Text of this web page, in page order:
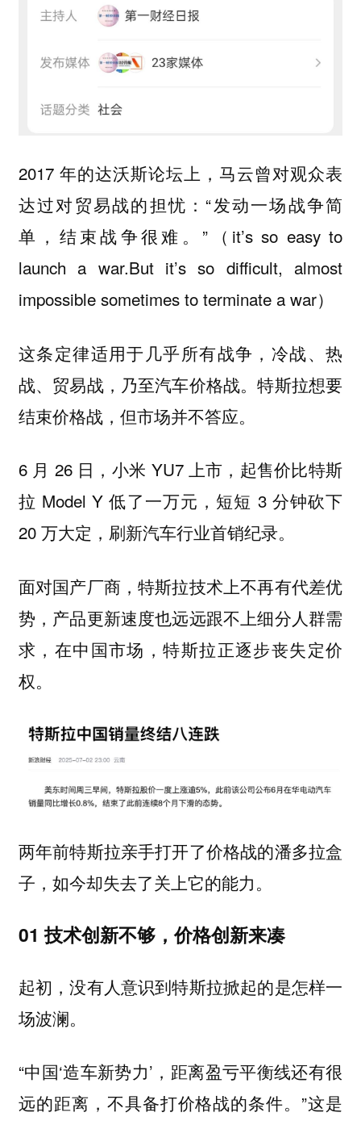
2017 年的达沃斯论坛上，马云曾对观众表
达过对贸易战的担忧：“发动一场战争简
单，结束战争很难。”（it’s so easy to
launch a war.But it’s so difficult, almost
impossible sometimes to terminate a war）
这条定律适用于几乎所有战争，冷战、热
战、贸易战，乃至汽车价格战。特斯拉想要
结束价格战，但市场并不答应。
6 月 26 日，小米 YU7 上市，起售价比特斯
拉 Model Y 低了一万元，短短 3 分钟砍下
20 万大定，刷新汽车行业首销纪录。
面对国产厂商，特斯拉技术上不再有代差优
势，产品更新速度也远远跟不上细分人群需
求，在中国市场，特斯拉正逐步丧失定价
权。
两年前特斯拉亲手打开了价格战的潘多拉盒
子，如今却失去了关上它的能力。
01 技术创新不够，价格创新来凑
起初，没有人意识到特斯拉掀起的是怎样一
场波澜。
“中国‘造车新势力’，距离盈亏平衡线还有很
远的距离，不具备打价格战的条件。”这是